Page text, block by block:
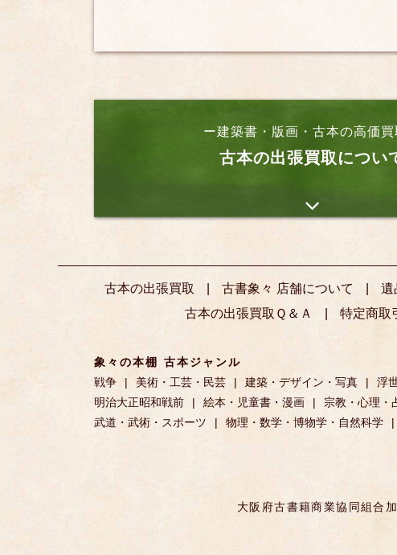
ー建築書・版画・古本の高価買
古本の出張買取につい
古本の出張買取 古書象々 店舗について 遺
古本の出張買取Ｑ＆Ａ
特定商取
象々の本棚 古本ジャンル
戦争
美術・工芸・民芸 建築・デザイン・写真 浮
明治大正昭和戦前
絵本・児童書・漫画 宗教・心理・
武道・武術・スポーツ
物理・数学・博物学・自然科学
大阪府古書籍商業協同組合